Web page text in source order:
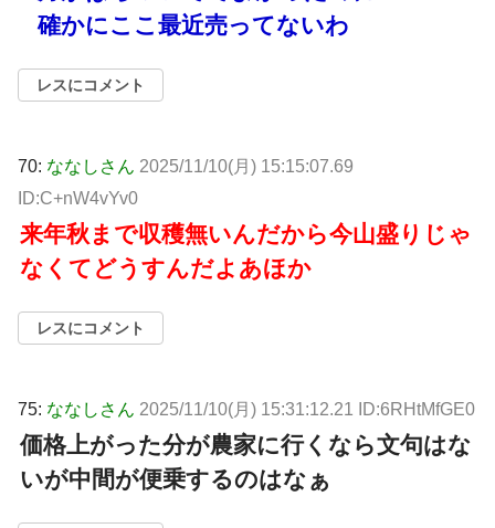
確かにここ最近売ってないわ
レスにコメント
70: ななしさん 2025/11/10(月) 15:15:07.69
ID:C+nW4vYv0
来年秋まで収穫無いんだから今山盛りじゃ
なくてどうすんだよあほか
レスにコメント
75: ななしさん 2025/11/10(月) 15:31:12.21 ID:6RHtMfGE0
価格上がった分が農家に行くなら文句はな
いが中間が便乗するのはなぁ